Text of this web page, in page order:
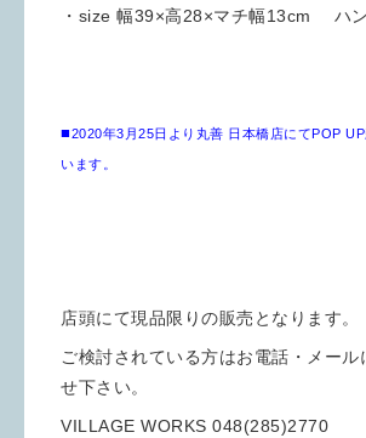
・size 幅39×高28×マチ幅13cm ハ
■2020年3月25日より丸善 日本橋店にてPOP
います。
店頭にて現品限りの販売となります。
ご検討されている方はお電話・メール
せ下さい。
VILLAGE WORKS 048(285)2770